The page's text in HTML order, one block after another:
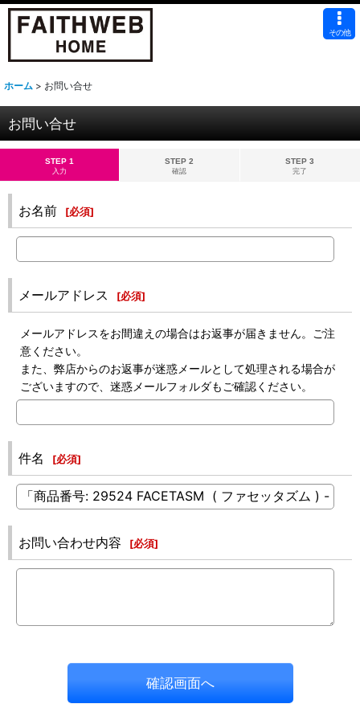
その他
ホーム > お問い合せ
お問い合せ
STEP 1
入力
STEP 2
確認
STEP 3
完了
お名前 [必須]
メールアドレス [必須]
メールアドレスをお間違えの場合はお返事が届きません。ご注
意ください。
また、弊店からのお返事が迷惑メールとして処理される場合が
ございますので、迷惑メールフォルダもご確認ください。
件名 [必須]
お問い合わせ内容 [必須]
確認画面へ